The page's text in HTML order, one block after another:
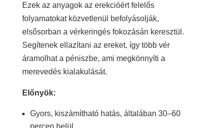
Ezek az anyagok az erekcióért felelős
folyamatokat közvetlenül befolyásolják,
elsősorban a vérkeringés fokozásán keresztül.
Segítenek ellazítani az ereket, így több vér
áramolhat a péniszbe, ami megkönnyíti a
merevedés kialakulását.
Előnyök:
Gyors, kiszámítható hatás, általában 30–60
percen belül